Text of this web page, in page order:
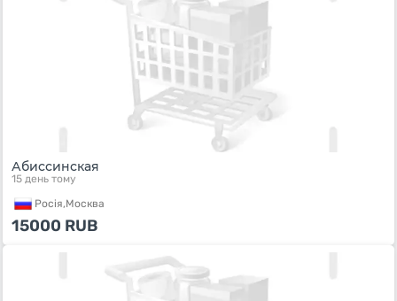
Абиссинская
15 день тому
Росiя,Москва
15000 RUB